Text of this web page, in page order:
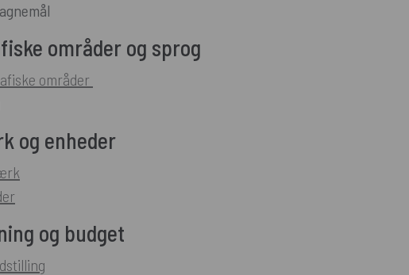
områder og sprog
områder
og enheder
og budget